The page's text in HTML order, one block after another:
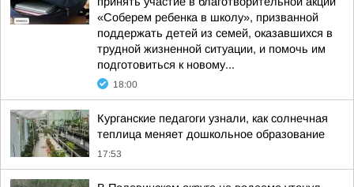
«Соберем ребенка в школу», призванной
поддержать детей из семей, оказавшихся в
трудной жизненной ситуации, и помочь им
подготовиться к новому...
18:00
Курганские педагоги узнали, как солнечная
теплица меняет дошкольное образование
17:53